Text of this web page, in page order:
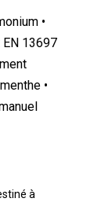
•
13697
•
à